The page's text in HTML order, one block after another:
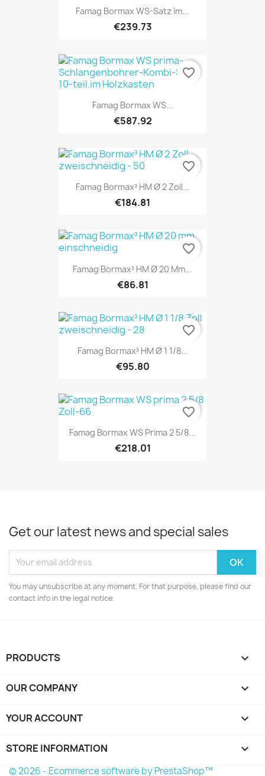
Famag Bormax WS-Satz Im...
€239.73
Famag Bormax WS...
€587.92
favorite_border
Famag Bormax³ HM Ø 2 Zoll...
€184.81
favorite_border
Famag Bormax³ HM Ø 20 Mm...
€86.81
favorite_border
Famag Bormax³ HM Ø 1 1/8...
€95.80
favorite_border
Famag Bormax WS Prima 2 5/8...
€218.01
favorite_border
Get our latest news and special sales
You may unsubscribe at any moment. For that purpose, please find our
contact info in the legal notice.
PRODUCTS 
OUR COMPANY 
YOUR ACCOUNT 
STORE INFORMATION keyboard_arrow_down
© 2026 - Ecommerce software by PrestaShop™